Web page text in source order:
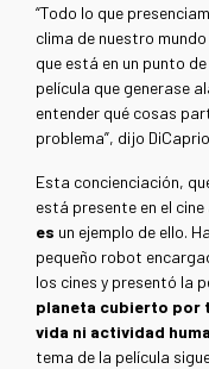
“Todo lo que
clima de nuestro
que está en un punto
película que generase
entender qué cosas
problema”, dijo
Esta concienciación,
está presente en el
es un ejemplo de ello.
pequeño robot
los cines y presentó la
planeta cubierto por
vida ni actividad
tema de la película